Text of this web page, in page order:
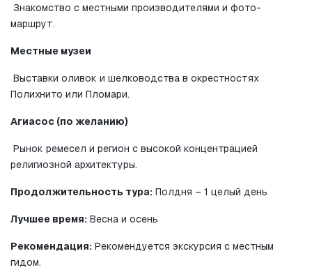
маршрут.
Местные музеи
Полихнито или Пломари.
Агиасос (по желанию)
религиозной архитектуры.
Продолжительность тура: Полдня – 1 целый день
Лучшее время: Весна и осень
Рекомендация: Рекомендуется экскурсия с местным
гидом.